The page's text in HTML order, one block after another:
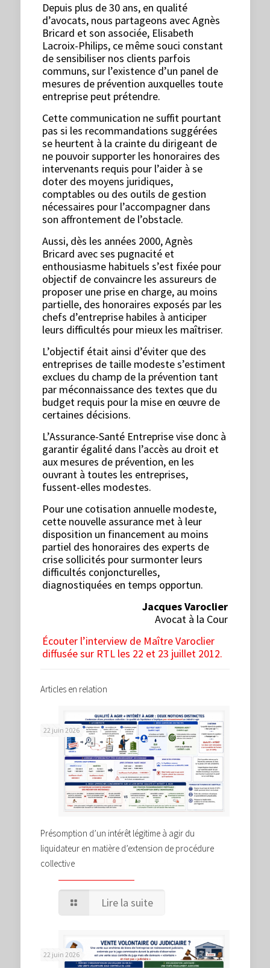
Depuis plus de 30 ans, en qualité
d’avocats, nous partageons avec Agnès
Bricard et son associée, Elisabeth
Lacroix-Philips, ce même souci constant
de sensibiliser nos clients parfois
communs, sur l’existence d’un panel de
mesures de prévention auxquelles toute
entreprise peut prétendre.
Cette communication ne suffit pourtant
pas si les recommandations suggérées
se heurtent à la crainte du dirigeant de
ne pouvoir supporter les honoraires des
intervenants requis pour l’aider à se
doter des moyens juridiques,
comptables ou des outils de gestion
nécessaires pour l’accompagner dans
son affrontement de l’obstacle.
Aussi, dès les années 2000, Agnès
Bricard avec ses pugnacité et
enthousiasme habituels s’est fixée pour
objectif de convaincre les assureurs de
proposer une prise en charge, au moins
partielle, des honoraires exposés par les
chefs d’entreprise habiles à anticiper
leurs difficultés pour mieux les maîtriser.
L’objectif était ainsi d’éviter que des
entreprises de taille modeste s’estiment
exclues du champ de la prévention tant
par méconnaissance des textes que du
budget requis pour la mise en œuvre de
certaines décisions.
L’Assurance-Santé Entreprise vise donc à
garantir égalité dans l’accès au droit et
aux mesures de prévention, en les
ouvrant à toutes les entreprises,
fussent-elles modestes.
Pour une cotisation annuelle modeste,
cette nouvelle assurance met à leur
disposition un financement au moins
partiel des honoraires des experts de
crise sollicités pour surmonter leurs
difficultés conjoncturelles,
diagnostiquées en temps opportun.
Jacques Varoclier
Avocat à la Cour
Écouter l’interview de Maître Varoclier
diffusée sur RTL les 22 et 23 juillet 2012.
Articles en relation
22 juin 2026
Présomption d’un intérêt légitime à agir du
liquidateur en matière d’extension de procédure
collective
Lire la suite
22 juin 2026